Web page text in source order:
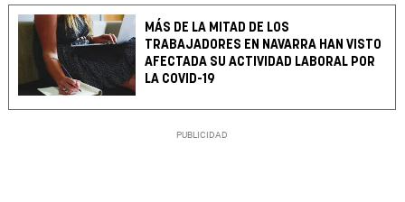
MÁS DE LA MITAD DE LOS
TRABAJADORES EN NAVARRA HAN VISTO
AFECTADA SU ACTIVIDAD LABORAL POR
LA COVID-19